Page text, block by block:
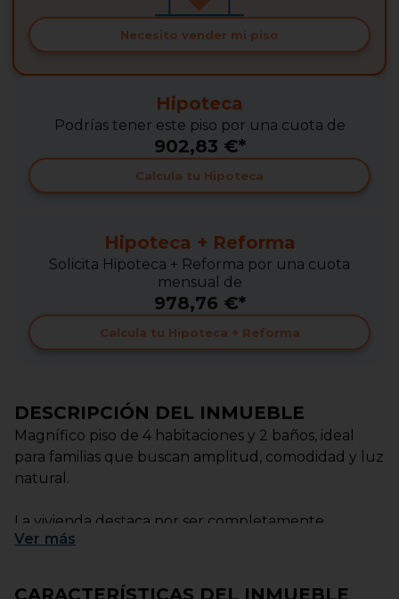
Necesito vender mi piso
Hipoteca
Podrías tener este piso por una cuota de
902,83 €*
Calcula tu Hipoteca
Hipoteca + Reforma
Solicita Hipoteca + Reforma por una cuota
mensual de
978,76 €*
Calcula tu Hipoteca + Reforma
DESCRIPCIÓN DEL INMUEBLE
Magnífico piso de 4 habitaciones y 2 baños, ideal
para familias que buscan amplitud, comodidad y luz
natural.
La vivienda destaca por ser completamente
exterior, lo que garantiza luminosidad durante todo
Ver más
CARACTERÍSTICAS DEL INMUEBLE